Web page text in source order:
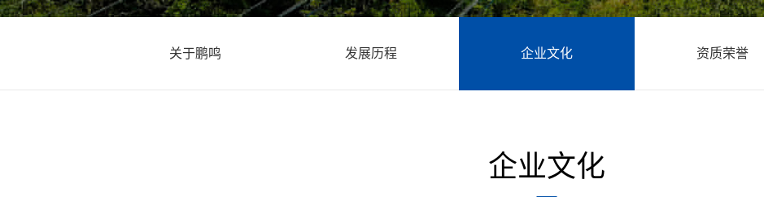
关于鹏鸣 发展历程 企业文化 资质荣誉
企业文化